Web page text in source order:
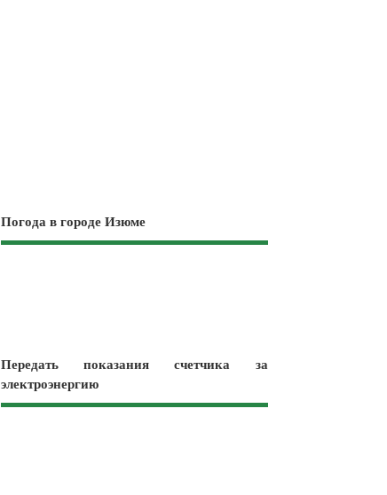
Погода в городе Изюме
Передать показания счетчика за
электроэнергию